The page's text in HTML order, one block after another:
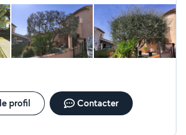
ou prise de rendez-vous afin
Christophe Nice
profil Contacter